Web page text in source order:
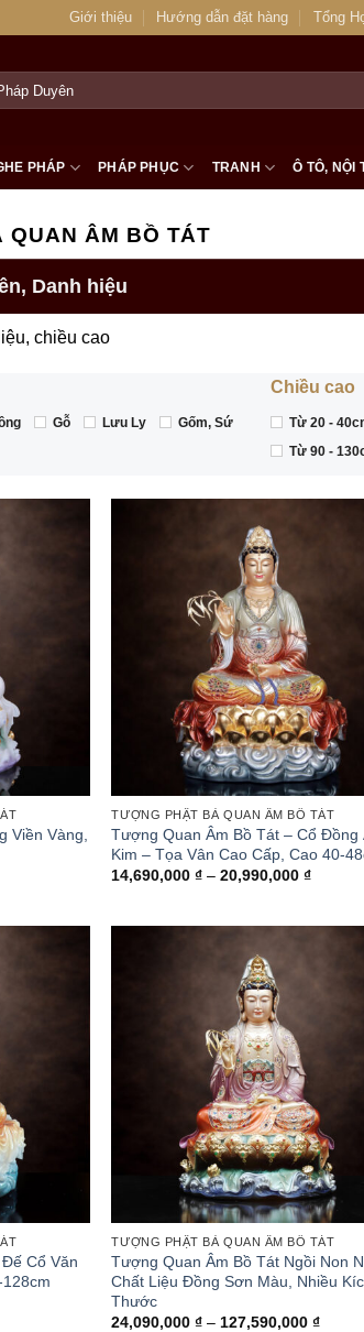
Giới thiệu Hướng dẫn đặt hàng Tổng
PHÁP PHÁP PHỤC TRANH Ô TÔ, NỘI
QUAN ÂM BỒ TÁT
Danh hiệu
chiều cao
Gỗ Lưu Ly
Gốm, Sứ
Chiều cao
Từ 20 -
Từ 90 -
Viền Vàng,
TƯỢNG PHẬT BÀ QUAN ÂM BỒ TÁT
Tượng Quan Âm Bồ Tát – Cổ Đồng
Kim – Tọa Vân Cao Cấp, Cao 40-
14,690,000₫ – 20,990,000₫Khoảng
Cổ Văn
TƯỢNG PHẬT BÀ QUAN ÂM BỒ TÁT
Tượng Quan Âm Bồ Tát Ngồi Non
Chất Liệu Đồng Sơn Màu, Nhiều
Thước
24,090,000₫ – 127,590,000₫Khoảng